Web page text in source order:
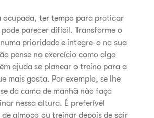
ocupada, ter tempo para praticar
parecer difícil. Transforme o
prioridade e integre-o na sua
pense no exercício como algo
ajuda se planear o treino para a
mais gosta. Por exemplo, se lhe
da cama de manhã não faça
nessa altura. É preferível
almoço ou treinar depois de sair